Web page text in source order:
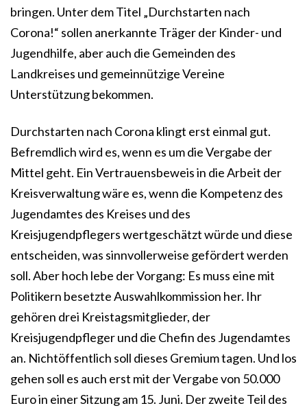
bringen. Unter dem Titel „Durchstarten nach
Corona!“ sollen anerkannte Träger der Kinder- und
Jugendhilfe, aber auch die Gemeinden des
Landkreises und gemeinnützige Vereine
Unterstützung bekommen.
Durchstarten nach Corona klingt erst einmal gut.
Befremdlich wird es, wenn es um die Vergabe der
Mittel geht. Ein Vertrauensbeweis in die Arbeit der
Kreisverwaltung wäre es, wenn die Kompetenz des
Jugendamtes des Kreises und des
Kreisjugendpflegers wertgeschätzt würde und diese
entscheiden, was sinnvollerweise gefördert werden
soll. Aber hoch lebe der Vorgang: Es muss eine mit
Politikern besetzte Auswahlkommission her. Ihr
gehören drei Kreistagsmitglieder, der
Kreisjugendpfleger und die Chefin des Jugendamtes
an. Nichtöffentlich soll dieses Gremium tagen. Und los
gehen soll es auch erst mit der Vergabe von 50.000
Euro in einer Sitzung am 15. Juni. Der zweite Teil des